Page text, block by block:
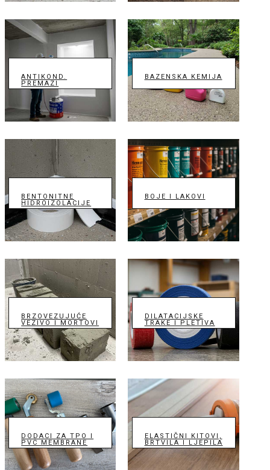
ANTIKOND.
PREMAZI
BAZENSKA KEMIJA
BENTONITNE
HIDROIZOLACIJE
BOJE I LAKOVI
BRZOVEZUJUĆE
VEZIVO I MORTOVI
DILATACIJSKE
TRAKE I PLETIVA
DODACI ZA TPO I
PVC MEMBRANE
ELASTIČNI KITOVI,
BRTVILA I LJEPILA